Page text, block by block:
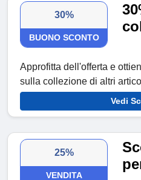
30%
BUONO SCONTO
Approfitta dell'offerta e
sulla collezione di altri
Vedi
25%
VENDITA